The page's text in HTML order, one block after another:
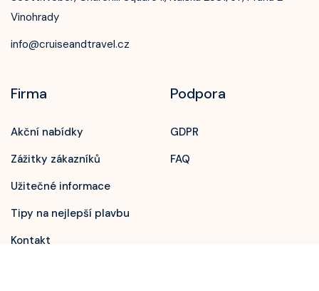
+420 603 172 604
Vinohrady
info@cruiseandtravel.cz
Firma
Akční nabídky
Zážitky zákazníků
Užitečné informace
Tipy na nejlepší plavbu
Kontakt
Podpora
GDPR
FAQ